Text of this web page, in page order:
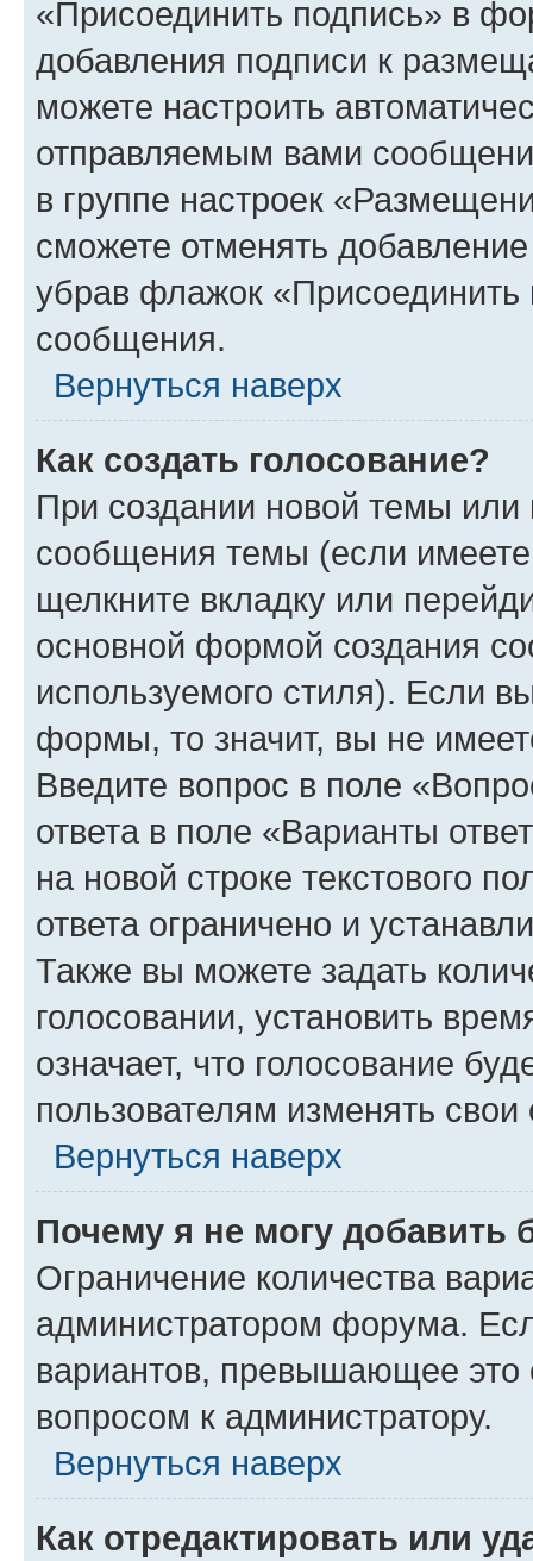
«Присоединить подпись» в
добавления подписи к
можете настроить
отправляемым вами
в группе настроек
сможете отменять
убрав флажок
сообщения.
Вернуться наверх
Как создать голосование?
При создании новой темы или
сообщения темы (если
щелкните вкладку или
основной формой создания
используемого стиля). Если
формы, то значит, вы не
Введите вопрос в поле
ответа в поле «Варианты
на новой строке текстового
ответа ограничено и
Также вы можете задать
голосовании, установить
означает, что голосование
пользователям изменять свои
Вернуться наверх
Почему я не могу добавить
Ограничение количества
администратором форума.
вариантов, превышающее это
вопросом к администратору.
Вернуться наверх
Как отредактировать или